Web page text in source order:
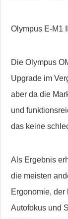
Olympus E-M1
Die Olympus
Upgrade im
aber da die
und
das keine
Als Ergebnis
die meisten
Ergonomie,
Autofokus und